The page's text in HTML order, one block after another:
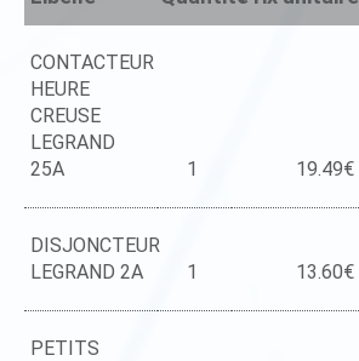
CONTACTEUR
HEURE
CREUSE
LEGRAND
25A
1 19.49€
DISJONCTEUR
LEGRAND 2A
1 13.60€
PETITS